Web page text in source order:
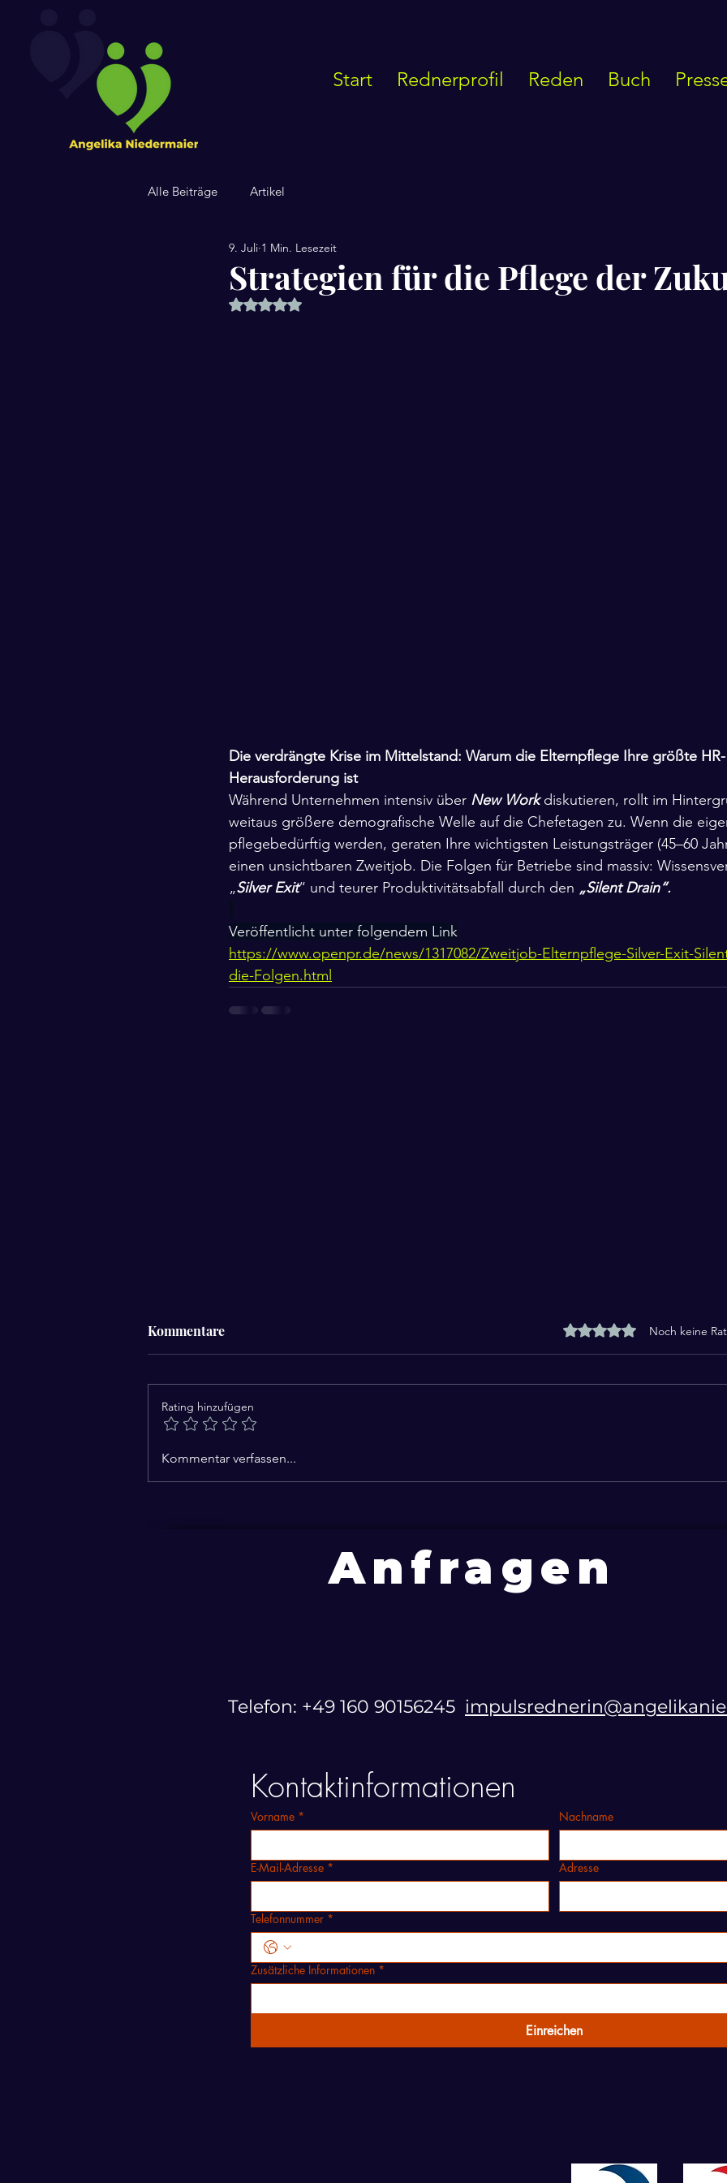
Start Rednerprofil Reden Buch
Alle Beiträge Artikel
Strategien für die Pflege der
9. Juli 1 Min. Lesezeit
Mit NaN von 5 Sternen bewertet.
Die verdrängte Krise im Mittelstand: Warum die Elternpflege Ihre größte HR-
Herausforderung ist
Während Unternehmen intensiv über New Work diskutieren, rollt im
weitaus größere demografische Welle auf die Chefetagen zu. Wenn die
pflegebedürftig werden, geraten Ihre wichtigsten Leistungsträger (45–60
einen unsichtbaren Zweitjob. Die Folgen für Betriebe sind massiv:
„Silver Exit“ und teurer Produktivitätsabfall durch den „Silent Drain“.
Veröffentlicht unter folgendem Link
https://www.openpr.de/news/1317082/Zweitjob-Elternpflege-Silver-Exit-
die-Folgen.html
Pflegereform 2027:
Taschenspielertricks statt
Herausforderung für
Kommentare Mit 0 von 5 Sternen
Noch keine
Rating hinzufügen
Kommentar verfassen...
Anfragen
Telefon: ‭+49 160 90156245‬
Kontaktinformationen
Vorname * Nachname
E-Mail-Adresse * Adresse
Telefonnummer *
Zusätzliche Informationen *
Einreichen